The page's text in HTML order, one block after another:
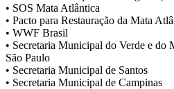
• SOS Mata Atlântica
• Pacto para Restauração da Mata
• WWF Brasil
• Secretaria Municipal do Verde e do
São Paulo
• Secretaria Municipal de Santos
• Secretaria Municipal de Campinas